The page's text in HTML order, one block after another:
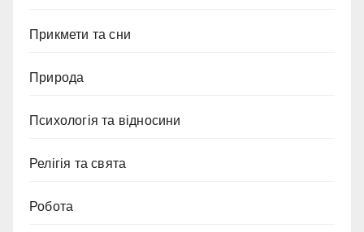
Прикмети та сни
Природа
Психологія та відносини
Релігія та свята
Робота